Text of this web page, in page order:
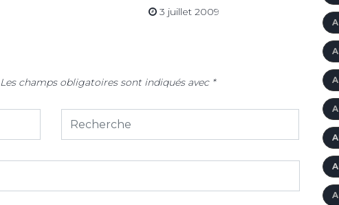
3 juillet 2009
Les champs obligatoires sont indiqués avec *